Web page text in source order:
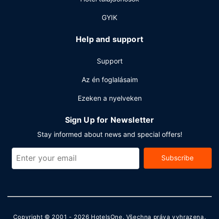
A szálláshelyen ingyenes újságok, poggyászok tárolása
rendezvénytermet kínál különböző események
lebonyolítására. Az autóval érkező vendégek számára
GYIK
Help and support
Support
Az én foglalásaim
Ezeken a nyelveken
Sign Up for Newsletter
Stay informed about news and special offers!
Subscribe
Copyright © 2001 - 2026 HotelsOne. Všechna práva vyhrazena.